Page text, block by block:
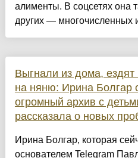
алименты. В соцсетях она
других — многочисленных
Выгнали из дома, ездят
на няню: Ирина Болгар
огромный архив с
рассказала о новых
Ирина Болгар, которая
основателем Telegram